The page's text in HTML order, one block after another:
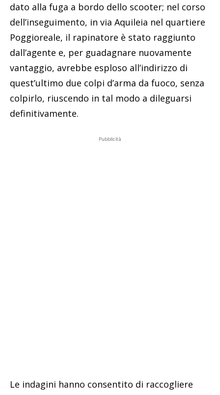
dato alla fuga a bordo dello scooter; nel corso
dell’inseguimento, in via Aquileia nel quartiere
Poggioreale, il rapinatore è stato raggiunto
dall’agente e, per guadagnare nuovamente
vantaggio, avrebbe esploso all’indirizzo di
quest’ultimo due colpi d’arma da fuoco, senza
colpirlo, riuscendo in tal modo a dileguarsi
definitivamente.
Pubblicità
Le indagini hanno consentito di raccogliere